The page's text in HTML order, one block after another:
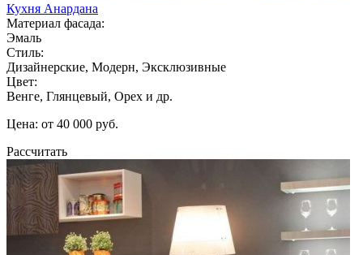
Кухня Анардана
Материал фасада:
Эмаль
Стиль:
Дизайнерские, Модерн, Эксклюзивные
Цвет:
Венге, Глянцевый, Орех и др.
Цена: от 40 000 руб.
Рассчитать